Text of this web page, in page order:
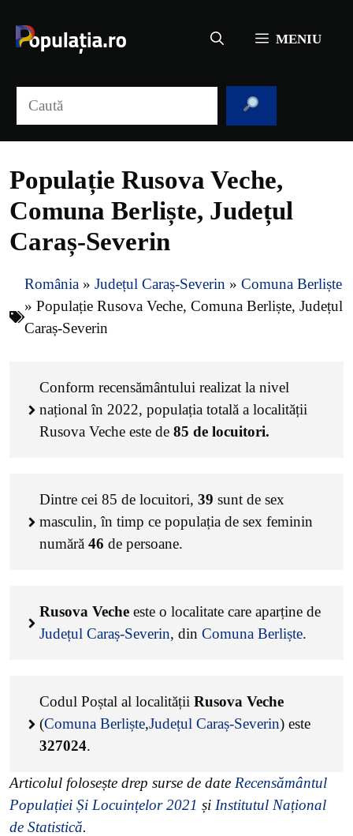
conținut
MENIU
Populație Rusova Veche,
Comuna Berliște, Județul
Caraș-Severin
România » Județul Caraș-Severin » Comuna Berliște
» Populație Rusova Veche, Comuna Berliște, Județul
Caraș-Severin
Conform recensământului realizat la nivel
național în 2022, populația totală a localității
Rusova Veche este de 85 de locuitori.
Dintre cei 85 de locuitori, 39 sunt de sex
masculin, în timp ce populația de sex feminin
numără 46 de persoane.
Rusova Veche este o localitate care aparține de
Județul Caraș-Severin, din Comuna Berliște.
Codul Poștal al localității Rusova Veche
(Comuna Berliște,Județul Caraș-Severin) este
327024.
Articolul folosește drep surse de date Recensământul
Populației Și Locuințelor 2021 și Institutul Național
de Statistică.